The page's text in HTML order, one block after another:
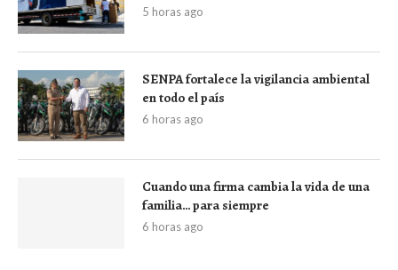
5 horas ago
SENPA fortalece la vigilancia ambiental
en todo el país
6 horas ago
Cuando una firma cambia la vida de una
familia… para siempre
6 horas ago